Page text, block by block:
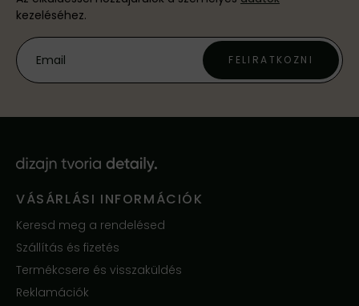
kezeléséhez.
FELIRATKOZNI
VÁSÁRLÁSI INFORMÁCIÓK
Keresd meg a rendelésed
Szállítás és fizetés
Termékcsere és visszaküldés
Reklamációk